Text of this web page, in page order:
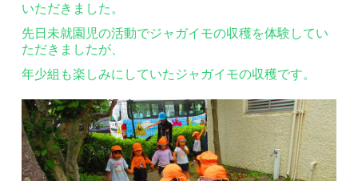
いただきました。
先日未就園児の活動でジャガイモの収穫を体験してい
ただきましたが、
年少組も楽しみにしていたジャガイモの収穫です。